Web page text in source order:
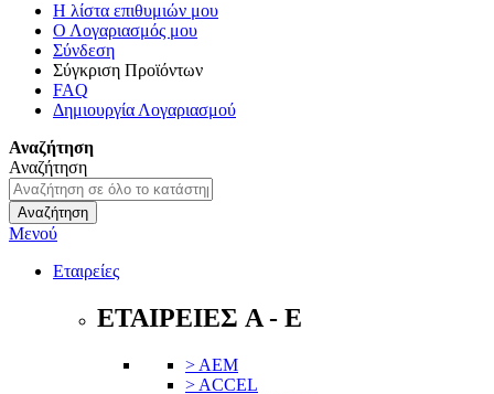
Η λίστα επιθυμιών μου
Ο Λογαριασμός μου
Σύνδεση
Σύγκριση Προϊόντων
FAQ
Δημιουργία Λογαριασμού
Αναζήτηση
Αναζήτηση
Αναζήτηση
Μενού
Εταιρείες
ΕΤΑΙΡΕΙΕΣ A - E
> AEM
> ACCEL